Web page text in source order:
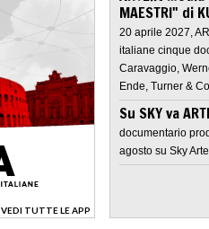
VEDI TUTTE LE APP
>
MAESTRI" di
20 aprile 2027,
italiane cinque
Caravaggio,
Ende, Turner &
Su SKY va
documentario
agosto su Sky Arte